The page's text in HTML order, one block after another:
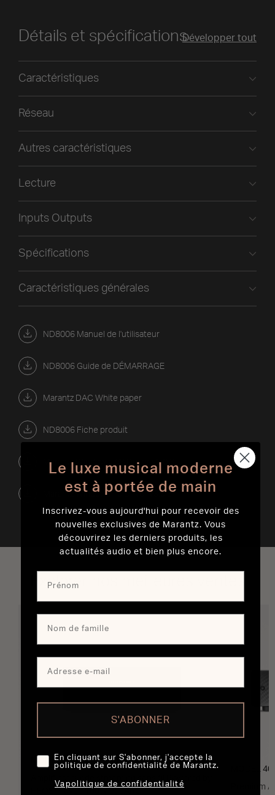
Détails et spécifications
ND8006 Manuel de l'utilisateur
ND8006 Guide de DÉMARRAGE
Marantz DAC White paper
ND8006 Fiche produit
Marantz Windows 7/8 Driver v2.0.3
Marantz Windows 10 Driver v3.0.3
Développer tout
Caractéristiques
Réseau
Autres caractéristiques
Lecture
Inputs Outputs
Spécifications
Caractéristiques générales
Explorer nos meilleures ventes
MODEL M1
Amplificateur de streaming sans fil Powered by
MODEL
Premium
Le luxe musical moderne
est à portée de main
Inscrivez-vous aujourd'hui pour recevoir des
nouvelles exclusives de Marantz. Vous
découvrirez les derniers produits, les
actualités audio et bien plus encore.
S'ABONNER
En cliquant sur S'abonner, j'accepte la
politique de confidentialité de Marantz.
Vapolitique de confidentialité